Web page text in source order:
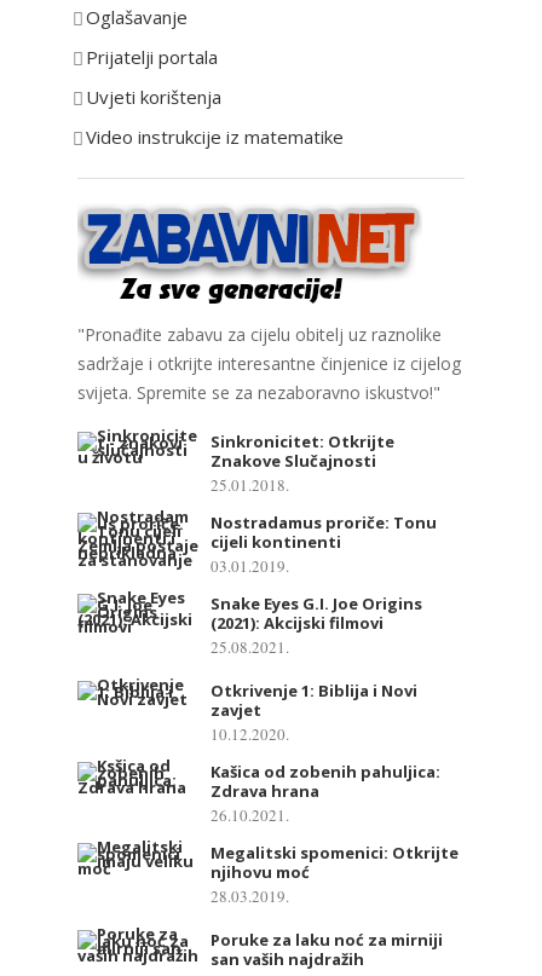
i
j
e
Oglašavanje
Prijatelji portala
Uvjeti korištenja
Video instrukcije iz matematike
"Pronađite zabavu za cijelu obitelj uz raznolike
sadržaje i otkrijte interesantne činjenice iz cijelog
svijeta. Spremite se za nezaboravno iskustvo!"
Sinkronicitet: Otkrijte
Znakove Slučajnosti
25.01.2018.
Nostradamus proriče: Tonu
cijeli kontinenti
03.01.2019.
Snake Eyes G.I. Joe Origins
(2021): Akcijski filmovi
25.08.2021.
Otkrivenje 1: Biblija i Novi
zavjet
10.12.2020.
Kašica od zobenih pahuljica:
Zdrava hrana
26.10.2021.
Megalitski spomenici: Otkrijte
njihovu moć
28.03.2019.
Poruke za laku noć za mirniji
san vaših najdražih